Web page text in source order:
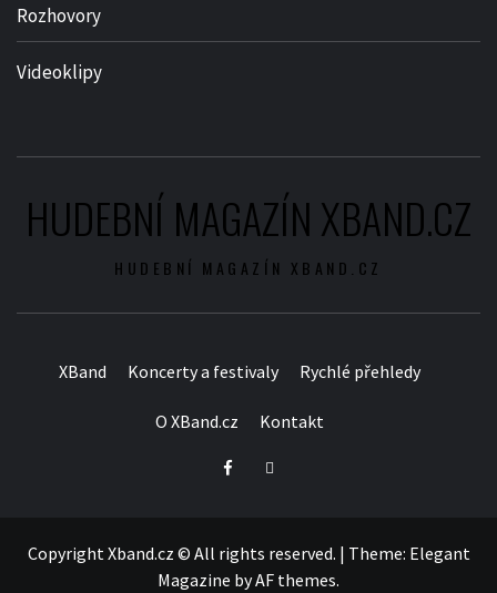
Rozhovory
Videoklipy
HUDEBNÍ MAGAZÍN XBAND.CZ
HUDEBNÍ MAGAZÍN XBAND.CZ
XBand Koncerty a festivaly Rychlé přehledy
O XBand.cz Kontakt
FacebookTwitter
Copyright Xband.cz © All rights reserved. | Theme: Elegant
Magazine byAF themes.